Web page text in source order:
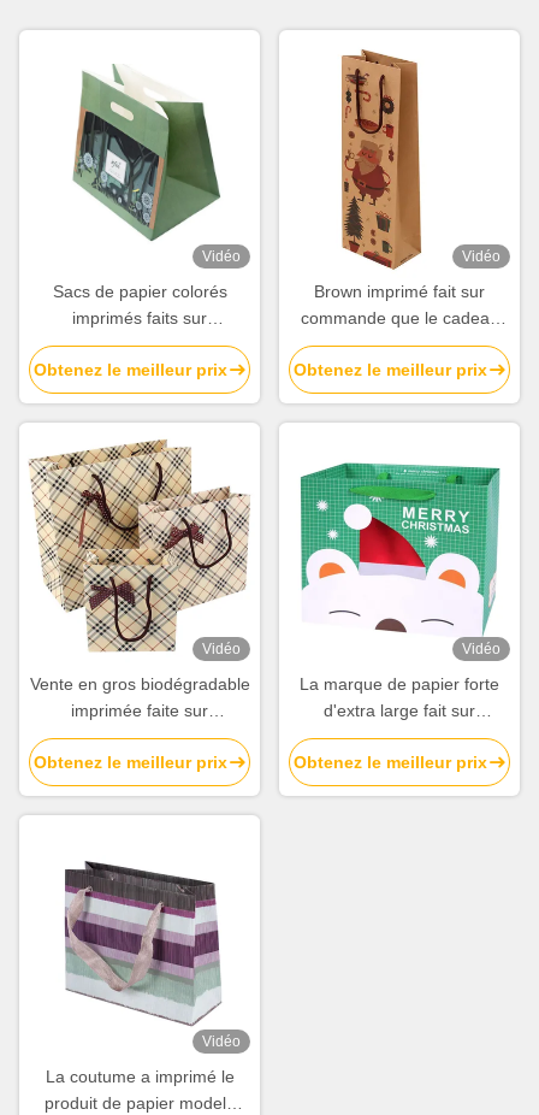
Vidéo
Sacs de papier colorés
imprimés faits sur
commande de déjeuner
avec l'usine de découpage
de poignées
Obtenez le meilleur prix
Vidéo
Brown imprimé fait sur
commande que le cadeau
de vin de papier d'emballage
met en sac avec du coton
manipule en vrac
Obtenez le meilleur prix
Vidéo
Vente en gros biodégradable
imprimée faite sur
commande de sacs de
transporteur de papier avec
le Bowknot
Obtenez le meilleur prix
Vidéo
La marque de papier forte
d'extra large fait sur
commande met en sac
l'impression de coût avec la
stratification brillante
Obtenez le meilleur prix
Vidéo
La coutume a imprimé le
produit de papier modelé